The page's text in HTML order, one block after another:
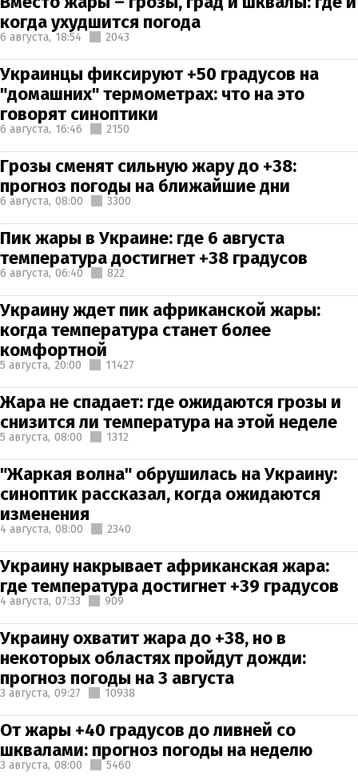
когда ухудшится погода
6 августа, 18:54 2043
Украинцы фиксируют +50 градусов на
"домашних" термометрах: что на это
говорят синоптики
6 августа, 16:46 2150
Грозы сменят сильную жару до +38:
прогноз погоды на ближайшие дни
6 августа, 08:00 3300
Пик жары в Украине: где 6 августа
температура достигнет +38 градусов
6 августа, 06:40 822
Украину ждет пик африканской жары:
когда температура станет более
комфортной
5 августа, 20:00 11427
Жара не спадает: где ожидаются грозы и
снизится ли температура на этой неделе
5 августа, 08:00 1312
"Жаркая волна" обрушилась на Украину:
синоптик рассказал, когда ожидаются
изменения
4 августа, 08:00 2340
Украину накрывает африканская жара:
где температура достигнет +39 градусов
4 августа, 07:33 909
Украину охватит жара до +38, но в
некоторых областях пройдут дожди:
прогноз погоды на 3 августа
3 августа, 09:27 10938
От жары +40 градусов до ливней со
шквалами: прогноз погоды на неделю
3 августа, 08:00 5460